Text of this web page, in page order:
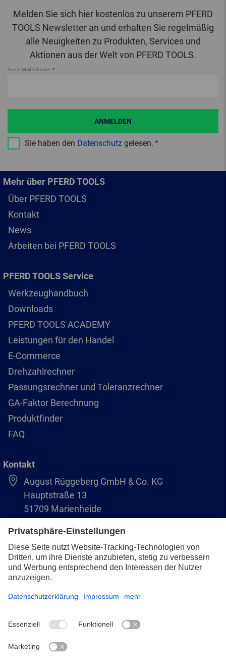
Melden Sie sich hier kostenlos zu unserem PFERD
TOOLS Newsletter an und erhalten Sie regelmäßig
alle Neuigkeiten zu Produkten, Services und
Aktionen aus der Welt von PFERD TOOLS.
Ihre E-Mail Adresse
Sie haben den Datenschutz gelesen.
ANMELDEN
Mehr über PFERD TOOLS
Über PFERD TOOLS
Kontakt
News
Arbeiten bei PFERD TOOLS
PFERD TOOLS Service
Werkzeughandbuch
Downloads
PFERD TOOLS ACADEMY
Leistungen für den Handel
E-Commerce
Drehzahlrechner
Passungsrechner und Toleranzrechner
GA-Faktor Berechnung
Produktfinder
FAQ
Kontakt
August Rüggeberg GmbH & Co. KG
Hauptstraße 13
51709 Marienheide
+49 2264 9-0
info@pferd.com
+49 2264 9-400
AVB